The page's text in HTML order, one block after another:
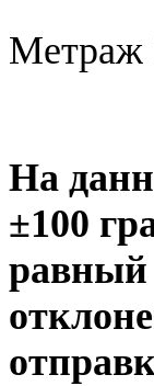
Метраж
На
±100
равный